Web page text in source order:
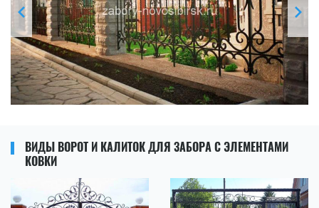
ВИДЫ ВОРОТ И КАЛИТОК ДЛЯ ЗАБОРА С ЭЛЕМЕНТАМИ
КОВКИ